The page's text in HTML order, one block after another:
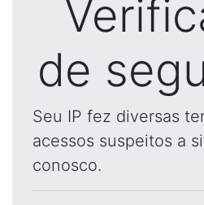
de
Seu IP fez diversas
acessos suspeitos a
conosco.